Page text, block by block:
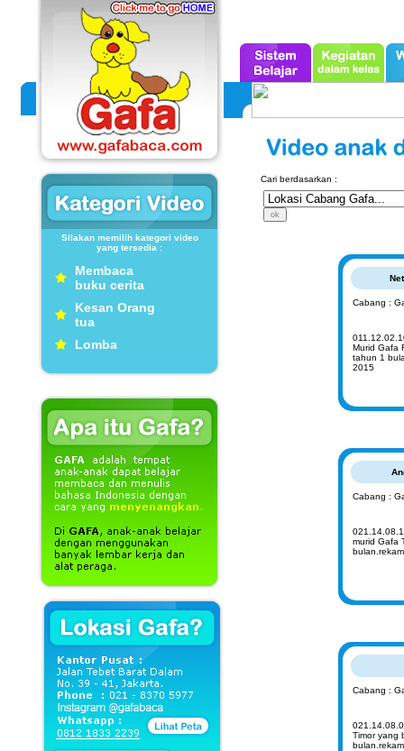
Silakan memilih kategori video
yang tersedia :
Membaca
buku cerita
Kesan Orang
tua
Lomba
Cari berdasarkan :
Cabang :
Murid Gafa
tahun 1
2015
Cabang :
murid Gafa
Cabang :
Timor yang